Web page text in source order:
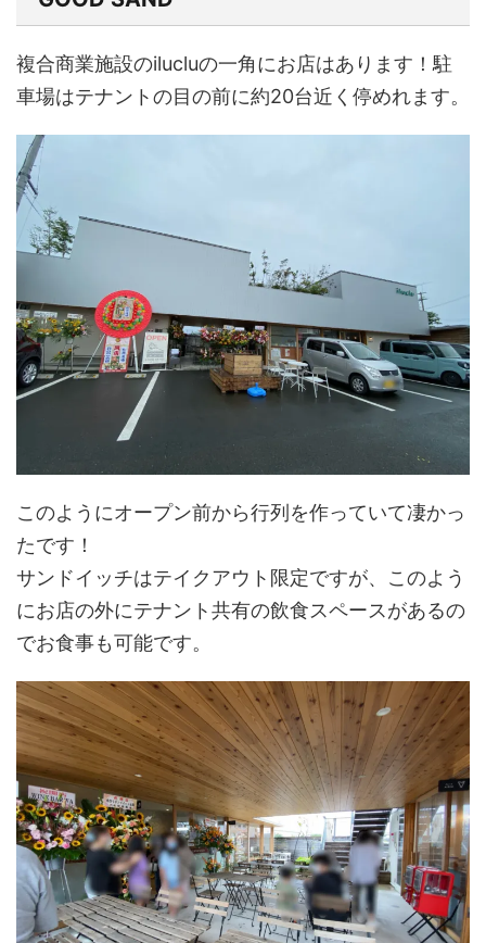
複合商業施設のilucluの一角にお店はあります！駐
車場はテナントの目の前に約20台近く停めれます。
このようにオープン前から行列を作っていて凄かっ
たです！
サンドイッチはテイクアウト限定ですが、このよう
にお店の外にテナント共有の飲食スペースがあるの
でお食事も可能です。